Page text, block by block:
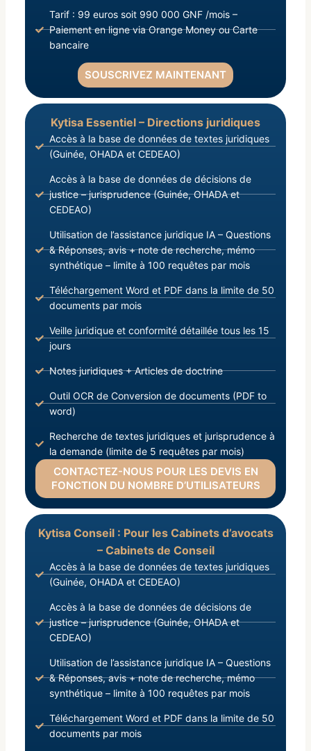
Tarif : 99 euros soit 990 000 GNF /mois –
Paiement en ligne via Orange Money ou Carte
bancaire
SOUSCRIVEZ MAINTENANT
Kytisa Essentiel – Directions juridiques
Accès à la base de données de textes juridiques
(Guinée, OHADA et CEDEAO)
Accès à la base de données de décisions de
justice – jurisprudence (Guinée, OHADA et
CEDEAO)
Utilisation de l’assistance juridique IA – Questions
& Réponses, avis + note de recherche, mémo
synthétique – limite à 100 requêtes par mois
Téléchargement Word et PDF dans la limite de 50
documents par mois
Veille juridique et conformité détaillée tous les 15
jours
Notes juridiques + Articles de doctrine
Outil OCR de Conversion de documents (PDF to
word)
Recherche de textes juridiques et jurisprudence à
la demande (limite de 5 requêtes par mois)
CONTACTEZ-NOUS POUR LES DEVIS EN
FONCTION DU NOMBRE D’UTILISATEURS
Kytisa Conseil : Pour les Cabinets d’avocats
– Cabinets de Conseil
Accès à la base de données de textes juridiques
(Guinée, OHADA et CEDEAO)
Accès à la base de données de décisions de
justice – jurisprudence (Guinée, OHADA et
CEDEAO)
Utilisation de l’assistance juridique IA – Questions
& Réponses, avis + note de recherche, mémo
synthétique – limite à 100 requêtes par mois
Téléchargement Word et PDF dans la limite de 50
documents par mois